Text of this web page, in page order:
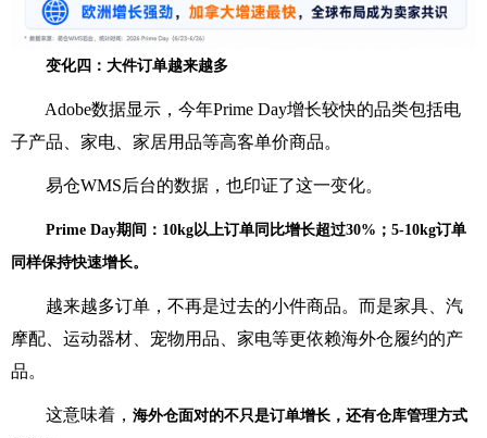
变化四：大件订单越来越多
Adobe数据显示，今年Prime Day增长较快的品类包括电
子产品、家电、家居用品等高客单价商品。
易仓WMS后台的数据，也印证了这一变化。
Prime Day期间：10kg以上订单同比增长超过30%；5-10kg订单
同样保持快速增长。
越来越多订单，不再是过去的小件商品。而是家具、汽
摩配、运动器材、宠物用品、家电等更依赖海外仓履约的产
品。
这意味着， 海外仓面对的不只是订单增长，还有仓库管理方式